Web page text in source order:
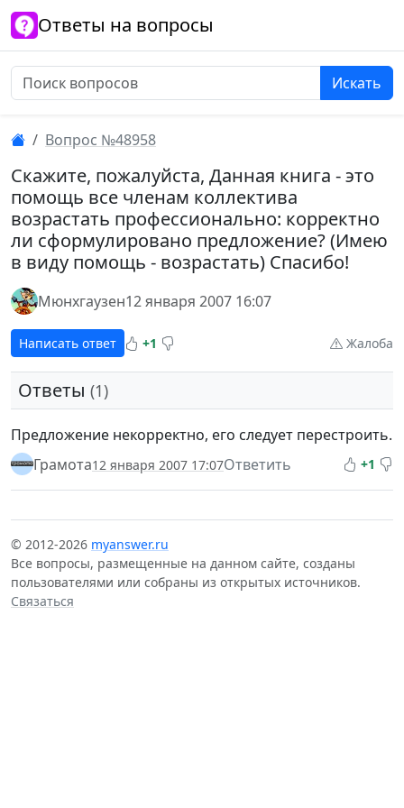
Ответы на вопросы
Искать
Вопрос №48958
Скажите, пожалуйста, Данная книга - это
помощь все членам коллектива
возрастать профессионально: корректно
ли сформулировано предложение? (Имею
в виду помощь - возрастать) Спасибо!
Мюнхгаузен12 января 2007 16:07
Написать ответ +1 Жалоба
Ответы (1)
Предложение некорректно, его следует перестроить.
Грамота12 января 2007 17:07Ответить +1
© 2012-2026 myanswer.ru
Все вопросы, размещенные на данном сайте, созданы
пользователями или собраны из открытых источников.
Связаться